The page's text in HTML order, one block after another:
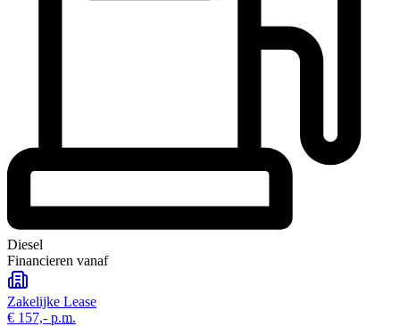
Diesel
Financieren vanaf
Zakelijke Lease
€ 157,- p.m.